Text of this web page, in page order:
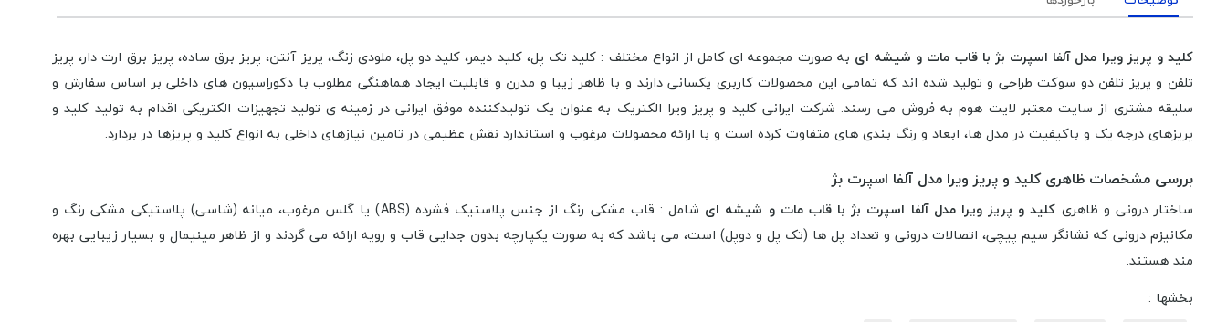
کلید و پریز ویرا مدل آلفا اسپرت بژ با قاب مات و شیشه ای به صورت مجموعه ای کامل از انواع مختلف : کلید تک پل، کلید دیمر، کلید دو پل، ملودی زنگ، پریز آنتن، پریز برق ساده، پریز برق ارت دار، پریز
تلفن و پریز تلفن دو سوکت طراحی و تولید شده اند که تمامی این محصولات کاربری یکسانی دارند و با ظاهر زیبا و مدرن و قابلیت ایجاد هماهنگی مطلوب با دکوراسیون های داخلی بر اساس سفارش و
سلیقه مشتری از سایت معتبر لایت هوم به فروش می رسند. شرکت ایرانی کلید و پریز ویرا الکتریک به عنوان یک تولیدکننده موفق ایرانی در زمینه ی تولید تجهیزات الکتریکی اقدام به تولید کلید و
پریزهای درجه یک و باکیفیت در مدل ها، ابعاد و رنگ بندی های متفاوت کرده است و با ارائه محصولات مرغوب و استاندارد نقش عظیمی در تامین نیازهای داخلی به انواع کلید و پریزها در بردارد.
بررسی مشخصات ظاهری کلید و پریز ویرا مدل آلفا اسپرت بژ
ساختار درونی و ظاهری کلید و پریز ویرا مدل آلفا اسپرت بژ با قاب مات و شیشه ای
شامل : قاب مشکی رنگ از جنس پلاستیک فشرده (ABS) یا گلس مرغوب، میانه (شاسی) پلاستیکی مشکی رنگ و
مکانیزم درونی که نشانگر سیم پیچی، اتصالات درونی و تعداد پل ها (تک پل و دوپل) است، می باشد که به صورت یکپارچه بدون جدایی قاب و رویه ارائه می گردند و از ظاهر مینیمال و بسیار زیبایی بهره
مند هستند.
بخشها :